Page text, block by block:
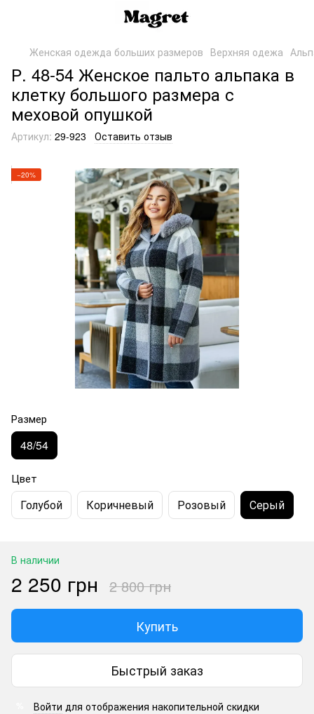
Женская одежда больших размеров Верхняя одежа
Р. 48-54 Женское пальто альпака в
клетку большого размера с
меховой опушкой
Артикул: 29-923 Оставить отзыв
−20%
Размер
48/54
Цвет
Голубой Коричневый Розовый Серый
В наличии
2 250 грн 2 800 грн
Купить
Быстрый заказ
Войти для отображения накопительной скидки